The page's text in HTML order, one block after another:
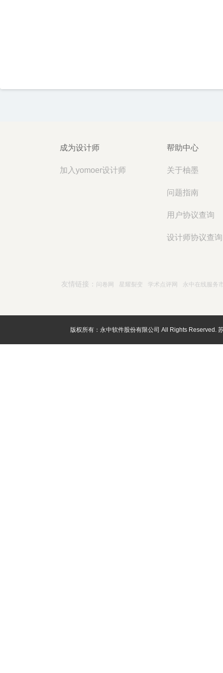
成为设计师
加入yomoer设计师
帮助中心
关于柚墨
问题指南
用户协议查询
设计师协议查询
友情链接： 问卷网 星耀裂变 学术点评网 永中在线服务
版权所有：永中软件股份有限公司 All Rights Reserved.